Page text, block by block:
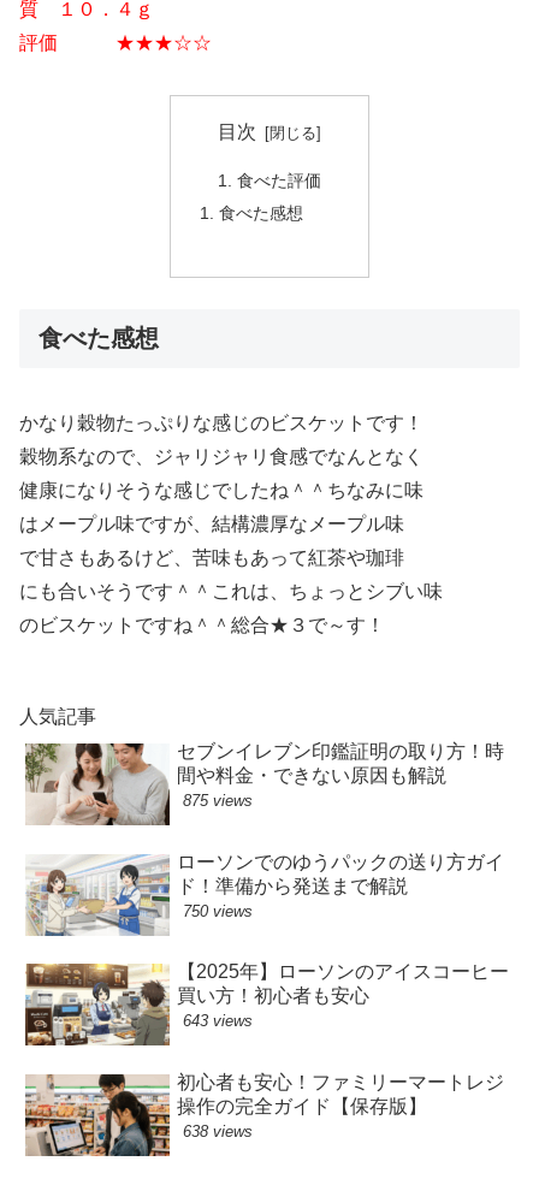
質 １０．４ｇ
評価 ★★★☆☆
目次
食べた評価
食べた感想
食べた感想
かなり穀物たっぷりな感じのビスケットです！
穀物系なので、ジャリジャリ食感でなんとなく
健康になりそうな感じでしたね＾＾ちなみに味
はメープル味ですが、結構濃厚なメープル味
で甘さもあるけど、苦味もあって紅茶や珈琲
にも合いそうです＾＾これは、ちょっとシブい味
のビスケットですね＾＾総合★３で～す！
人気記事
セブンイレブン印鑑証明の取り方！時
間や料金・できない原因も解説
875 views
ローソンでのゆうパックの送り方ガイ
ド！準備から発送まで解説
750 views
【2025年】ローソンのアイスコーヒー
買い方！初心者も安心
643 views
初心者も安心！ファミリーマートレジ
操作の完全ガイド【保存版】
638 views